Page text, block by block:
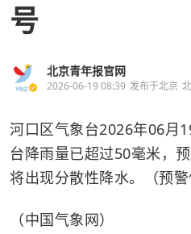
号
北京青年报官网
2026-06-19 08:39 发布于北京
河口区气象台2026年06月
台降雨量已超过50毫米，
将出现分散性降水。（预
（中国气象网）